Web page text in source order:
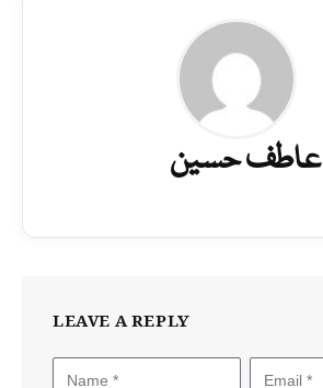
عاطف حسین
LEAVE A REPLY